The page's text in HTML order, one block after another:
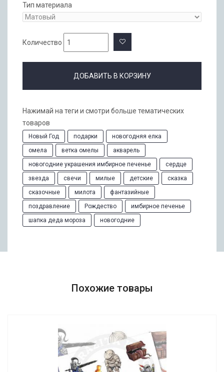
Тип материала
Количество
ДОБАВИТЬ В КОРЗИНУ
Нажимай на теги и смотри больше тематических
товаров
Новый Год подарки
новогодняя елка
омела
ветка омелы
акварель
новогодние украшения имбирное печенье
сердце
звезда
свечи милые детские
сказка
сказочные
милота
фантазийные
поздравление
Рождество
имбирное печенье
шапка деда мороза
новогодние
Похожие товары